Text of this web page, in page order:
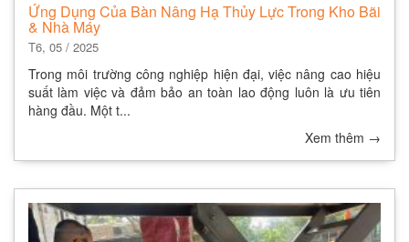
Ứng Dụng Của Bàn Nâng Hạ Thủy Lực Trong Kho Bãi
& Nhà Máy
T6, 05 / 2025
Trong môi trường công nghiệp hiện đại, việc nâng cao hiệu
suất làm việc và đảm bảo an toàn lao động luôn là ưu tiên
hàng đầu. Một t...
Xem thêm →